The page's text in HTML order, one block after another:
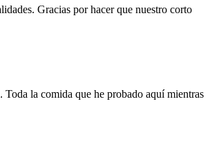
Gracias por hacer que nuestro corto
la comida que he probado aquí mientras